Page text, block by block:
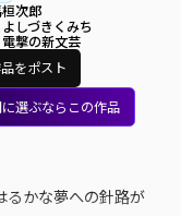
次郎
よしづきくみち
電撃の新文芸
をポスト
選ぶならこの作品
るかな夢への針路が